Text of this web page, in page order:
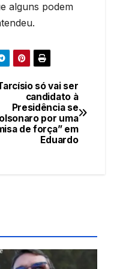
alguns podem
só vai ser
candidato à
Presidência se
por uma
de força” em
Eduardo